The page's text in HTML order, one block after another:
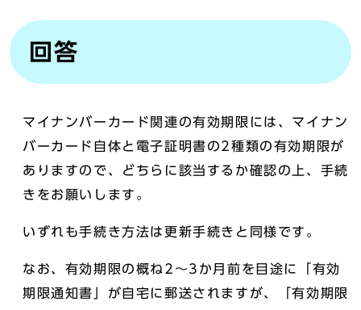
回答
マイナンバーカード関連の有効期限には、マイナン
バーカード自体と電子証明書の2種類の有効期限が
ありますので、どちらに該当するか確認の上、手続
きをお願いします。
いずれも手続き方法は更新手続きと同様です。
なお、有効期限の概ね2～3か月前を目途に「有効
期限通知書」が自宅に郵送されますが、「有効期限